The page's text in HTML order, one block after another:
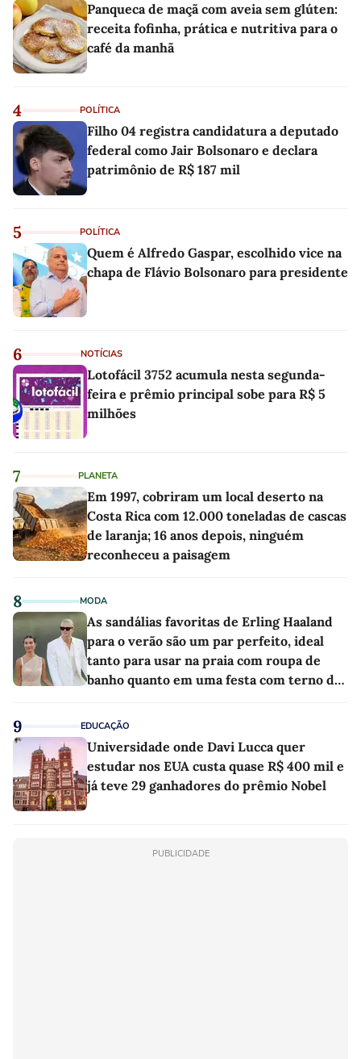
Panqueca de maçã com aveia sem glúten:
receita fofinha, prática e nutritiva para o
café da manhã
4 POLÍTICA
Filho 04 registra candidatura a deputado
federal como Jair Bolsonaro e declara
patrimônio de R$ 187 mil
5 POLÍTICA
Quem é Alfredo Gaspar, escolhido vice na
chapa de Flávio Bolsonaro para presidente
6 NOTÍCIAS
Lotofácil 3752 acumula nesta segunda-
feira e prêmio principal sobe para R$ 5
milhões
7 PLANETA
Em 1997, cobriram um local deserto na
Costa Rica com 12.000 toneladas de cascas
de laranja; 16 anos depois, ninguém
reconheceu a paisagem
8 MODA
As sandálias favoritas de Erling Haaland
para o verão são um par perfeito, ideal
tanto para usar na praia com roupa de
banho quanto em uma festa com terno de
9 EDUCAÇÃO
Universidade onde Davi Lucca quer
estudar nos EUA custa quase R$ 400 mil e
já teve 29 ganhadores do prêmio Nobel
PUBLICIDADE